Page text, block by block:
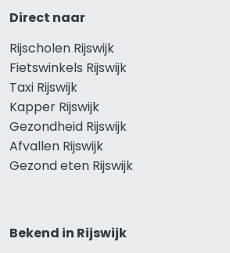
Direct naar
Rijscholen Rijswijk
Fietswinkels Rijswijk
Taxi Rijswijk
Kapper Rijswijk
Gezondheid Rijswijk
Afvallen Rijswijk
Gezond eten Rijswijk
Bekend in Rijswijk